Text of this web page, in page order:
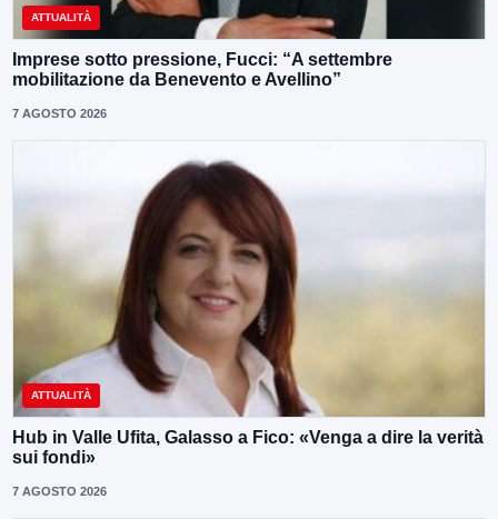
ATTUALITÀ
Imprese sotto pressione, Fucci: “A settembre
mobilitazione da Benevento e Avellino”
7 AGOSTO 2026
ATTUALITÀ
Hub in Valle Ufita, Galasso a Fico: «Venga a dire la verità
sui fondi»
7 AGOSTO 2026